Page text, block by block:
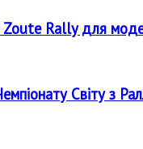
Zoute Rally для
Світу з